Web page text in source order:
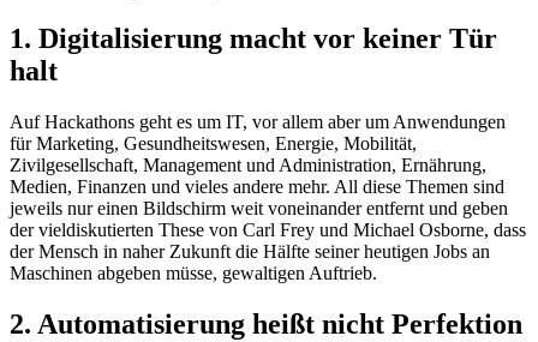
1. Digitalisierung macht vor keiner Tür
halt
Auf Hackathons geht es um IT, vor allem aber um Anwendungen
für Marketing, Gesundheitswesen, Energie, Mobilität,
Zivilgesellschaft, Management und Administration, Ernährung,
Medien, Finanzen und vieles andere mehr. All diese Themen sind
jeweils nur einen Bildschirm weit voneinander entfernt und geben
der vieldiskutierten These von Carl Frey und Michael Osborne, dass
der Mensch in naher Zukunft die Hälfte seiner heutigen Jobs an
Maschinen abgeben müsse, gewaltigen Auftrieb.
2. Automatisierung heißt nicht Perfektion